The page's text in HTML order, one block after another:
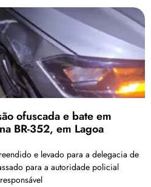
ofuscada e bate em
BR-352, em Lagoa
e levado para a delegacia de
para a autoridade policial